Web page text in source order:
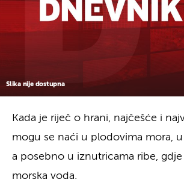
Slika nije dostupna
Kada je riječ o hrani, najčešće i
mogu se naći u plodovima mora,
a posebno u iznutricama ribe, gdje
morska voda.